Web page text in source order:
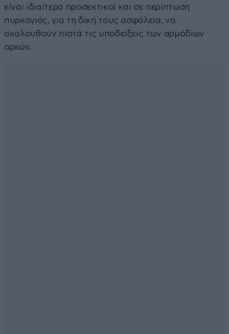
είναι ιδιαίτερα προσεκτικοί και σε περίπτωση
πυρκαγιάς, για τη δική τους ασφάλεια, να
ακολουθούν πιστά τις υποδείξεις των αρμόδιων
αρχών.